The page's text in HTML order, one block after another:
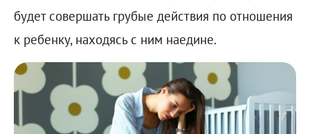
будет совершать грубые действия по отношения
к ребенку, находясь с ним наедине.